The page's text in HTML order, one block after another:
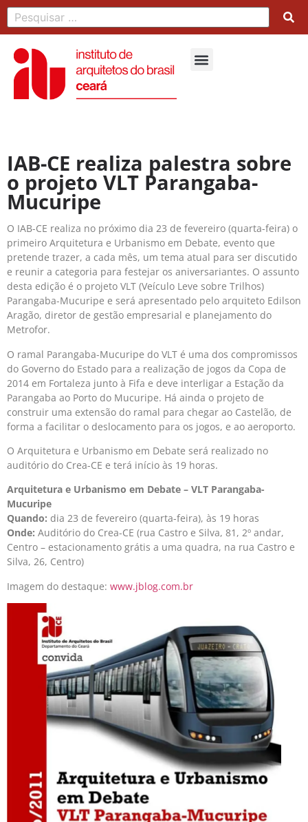
IAB-CE realiza palestra sobre
o projeto VLT Parangaba-
Mucuripe
O IAB-CE realiza no próximo dia 23 de fevereiro (quarta-feira) o
primeiro Arquitetura e Urbanismo em Debate, evento que
pretende trazer, a cada mês, um tema atual para ser discutido
e reunir a categoria para festejar os aniversariantes. O assunto
desta edição é o projeto VLT (Veículo Leve sobre Trilhos)
Parangaba-Mucuripe e será apresentado pelo arquiteto Edilson
Aragão, diretor de gestão empresarial e planejamento do
Metrofor.
O ramal Parangaba-Mucuripe do VLT é uma dos compromissos
do Governo do Estado para a realização de jogos da Copa de
2014 em Fortaleza junto à Fifa e deve interligar a Estação da
Parangaba ao Porto do Mucuripe. Há ainda o projeto de
construir uma extensão do ramal para chegar ao Castelão, de
forma a facilitar o deslocamento para os jogos, e ao aeroporto.
O Arquitetura e Urbanismo em Debate será realizado no
auditório do Crea-CE e terá início às 19 horas.
Arquitetura e Urbanismo em Debate – VLT Parangaba-
Mucuripe
Quando: dia 23 de fevereiro (quarta-feira), às 19 horas
Onde: Auditório do Crea-CE (rua Castro e Silva, 81, 2º andar,
Centro – estacionamento grátis a uma quadra, na rua Castro e
Silva, 26, Centro)
Imagem do destaque: www.jblog.com.br